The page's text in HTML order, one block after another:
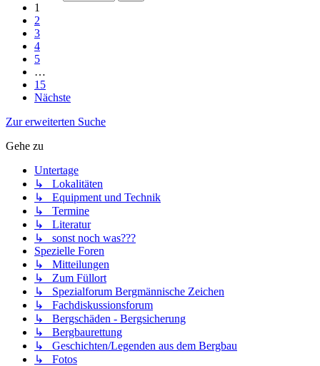
1
2
3
4
5
…
15
Nächste
Zur erweiterten Suche
Gehe zu
Untertage
↳ Lokalitäten
↳ Equipment und Technik
↳ Termine
↳ Literatur
↳ sonst noch was???
Spezielle Foren
↳ Mitteilungen
↳ Zum Füllort
↳ Spezialforum Bergmännische Zeichen
↳ Fachdiskussionsforum
↳ Bergschäden - Bergsicherung
↳ Bergbaurettung
↳ Geschichten/Legenden aus dem Bergbau
↳ Fotos